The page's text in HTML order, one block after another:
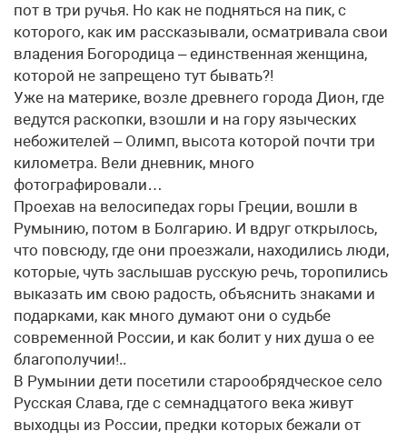
пот в три ручья. Но как не подняться на пик, с
которого, как им рассказывали, осматривала свои
владения Богородица – единственная женщина,
которой не запрещено тут бывать?!
Уже на материке, возле древнего города Дион, где
ведутся раскопки, взошли и на гору языческих
небожителей – Олимп, высота которой почти три
километра. Вели дневник, много
фотографировали…
Проехав на велосипедах горы Греции, вошли в
Румынию, потом в Болгарию. И вдруг открылось,
что повсюду, где они проезжали, находились люди,
которые, чуть заслышав русскую речь, торопились
выказать им свою радость, объяснить знаками и
подарками, как много думают они о судьбе
современной России, и как болит у них душа о ее
благополучии!..
В Румынии дети посетили старообрядческое село
Русская Слава, где с семнадцатого века живут
выходцы из России, предки которых бежали от